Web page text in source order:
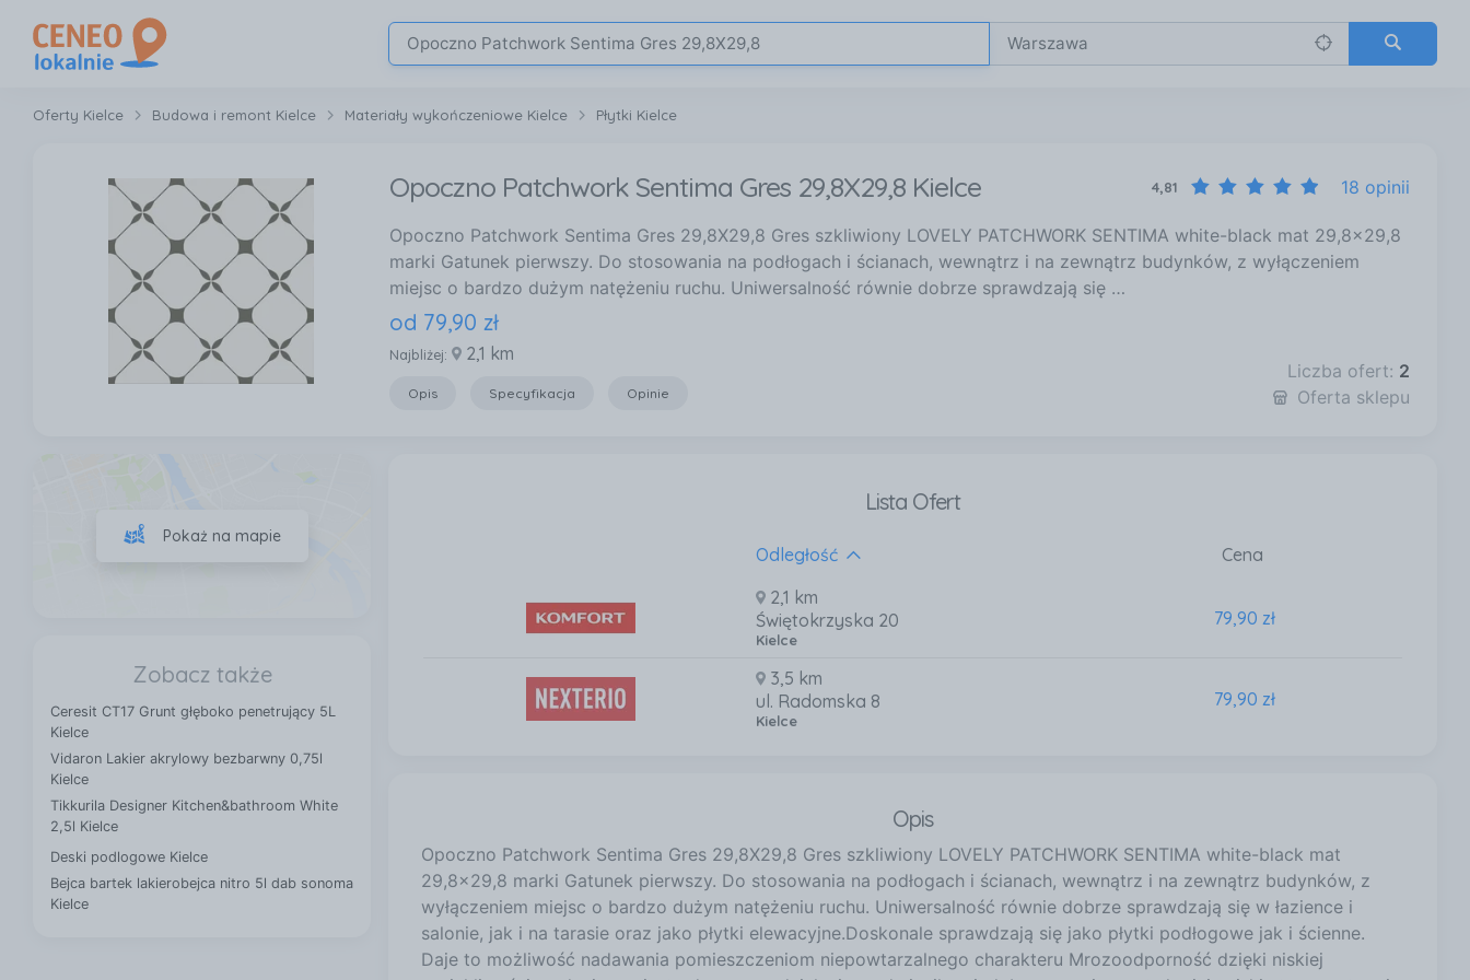
Oferty Kielce Budowa i remont Kielce Materiały wykończeniowe Kielce Płytki Kielce
Opoczno Patchwork Sentima Gres 29,8X29,8 Kielce 4,81 18 opinii
Opoczno Patchwork Sentima Gres 29,8X29,8 Gres szkliwiony LOVELY PATCHWORK SENTIMA white-black mat 29,8x29,8
marki Gatunek pierwszy. Do stosowania na podłogach i ścianach, wewnątrz i na zewnątrz budynków, z wyłączeniem
miejsc o bardzo dużym natężeniu ruchu. Uniwersalność równie dobrze sprawdzają się …
od 79,90 zł
Najbliżej: 2,1 km
Opis Specyfikacja Opinie
Liczba ofert: 2
Oferta sklepu
Lista Ofert
Odległość
Cena
2,1 km
Świętokrzyska 20
Kielce
79,90 zł
3,5 km
ul. Radomska 8
Kielce
79,90 zł
Opis
Opoczno Patchwork Sentima Gres 29,8X29,8 Gres szkliwiony LOVELY PATCHWORK SENTIMA white-black mat
29,8x29,8 marki Gatunek pierwszy. Do stosowania na podłogach i ścianach, wewnątrz i na zewnątrz budynków, z
wyłączeniem miejsc o bardzo dużym natężeniu ruchu. Uniwersalność równie dobrze sprawdzają się w łazience i
salonie, jak i na tarasie oraz jako płytki elewacyjne.Doskonale sprawdzają się jako płytki podłogowe jak i ścienne.
Daje to możliwość nadawania pomieszczeniom niepowtarzalnego charakteru Mrozoodporność dzięki niskiej
Pokaż na mapie
Zobacz także
Ceresit CT17 Grunt głęboko penetrujący 5L
Kielce
Vidaron Lakier akrylowy bezbarwny 0,75l
Kielce
Tikkurila Designer Kitchen&bathroom White
2,5l Kielce
Deski podlogowe Kielce
Bejca bartek lakierobejca nitro 5l dab sonoma
Kielce